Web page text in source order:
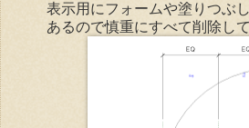
表示用にフォームや塗りつぶ
あるので慎重にすべて削除し